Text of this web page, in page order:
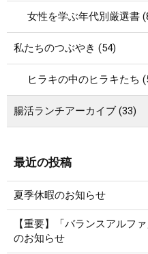
女性を学ぶ年代別厳選書
私たちのつぶやき (54)
ヒラキの中のヒラキたち
腸活ランチアーカイブ (33)
最近の投稿
夏季休暇のお知らせ
【重要】「バランスアルフ
のお知らせ